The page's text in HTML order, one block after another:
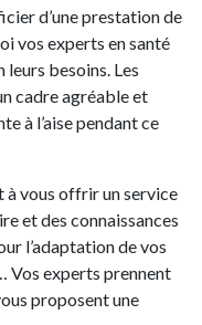
d’une prestation de
vos experts en santé
besoins. Les
cadre agréable et
à l’aise pendant ce
à vous offrir un service
et des connaissances
l’adaptation de vos
Vos experts prennent
proposent une